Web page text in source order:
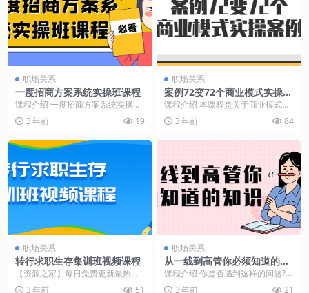
职场关系
一度招商方案系统实操班课程
课程介绍 一度招商方案系统实操班
课程，是一门专为招商方案系统操
作而设计的实操课程...
3 年前 19
职场关系
案例72变72个商业模式实操案
例
课程介绍 本课程是关于商业模式的
实操案例，涵盖72种不同的商业模
式，通过具体案例...
3 年前 84
职场关系
转行求职生存集训班视频课程
【资源之家】每日免费更新最热门
的副业项目资源 课程介绍 这个视频
3 年前 51
职场关系
从一线到高管你必须知道的知
识
课程介绍 你是否遇到这样的问题?初
任管理者如何构建管理思维?创业者
3 年前 21